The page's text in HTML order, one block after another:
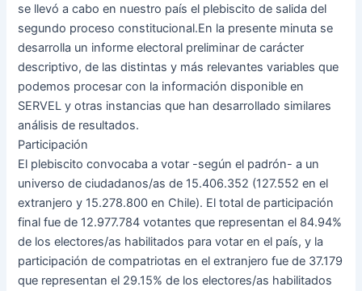
se llevó a cabo en nuestro país el plebiscito de salida del
segundo proceso constitucional.En la presente minuta se
desarrolla un informe electoral preliminar de carácter
descriptivo, de las distintas y más relevantes variables que
podemos procesar con la información disponible en
SERVEL y otras instancias que han desarrollado similares
análisis de resultados.
Participación
El plebiscito convocaba a votar -según el padrón- a un
universo de ciudadanos/as de 15.406.352 (127.552 en el
extranjero y 15.278.800 en Chile). El total de participación
final fue de 12.977.784 votantes que representan el 84.94%
de los electores/as habilitados para votar en el país, y la
participación de compatriotas en el extranjero fue de 37.179
que representan el 29.15% de los electores/as habilitados